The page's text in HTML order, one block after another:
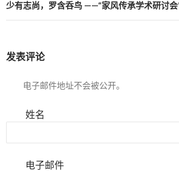
少有志尚，罗含呑鸟 ——“家风传承学术研讨
发表评论
电子邮件地址不会被公开。
姓名
电子邮件